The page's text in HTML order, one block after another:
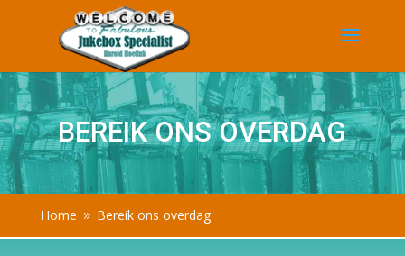
BEREIK ONS OVERDAG
Home 9 Bereik ons overdag